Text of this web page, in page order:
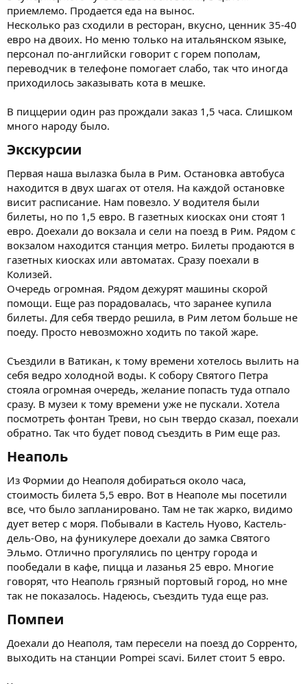
приемлемо. Продается еда на вынос.
Несколько раз сходили в ресторан, вкусно, ценник 35-40
евро на двоих. Но меню только на итальянском языке,
персонал по-английски говорит с горем пополам,
переводчик в телефоне помогает слабо, так что иногда
приходилось заказывать кота в мешке.
В пиццерии один раз прождали заказ 1,5 часа. Слишком
много народу было.
Экскурсии​
Первая наша вылазка была в Рим. Остановка автобуса
находится в двух шагах от отеля. На каждой остановке
висит расписание. Нам повезло. У водителя были
билеты, но по 1,5 евро. В газетных киосках они стоят 1
евро. Доехали до вокзала и сели на поезд в Рим. Рядом с
вокзалом находится станция метро. Билеты продаются в
газетных киосках или автоматах. Сразу поехали в
Колизей.
Очередь огромная. Рядом дежурят машины скорой
помощи. Еще раз порадовалась, что заранее купила
билеты. Для себя твердо решила, в Рим летом больше не
поеду. Просто невозможно ходить по такой жаре.
Съездили в Ватикан, к тому времени хотелось вылить на
себя ведро холодной воды. К собору Святого Петра
стояла огромная очередь, желание попасть туда отпало
сразу. В музеи к тому времени уже не пускали. Хотела
посмотреть фонтан Треви, но сын твердо сказал, поехали
обратно. Так что будет повод съездить в Рим еще раз.
Неаполь​
Из Формии до Неаполя добираться около часа,
стоимость билета 5,5 евро. Вот в Неаполе мы посетили
все, что было запланировано. Там не так жарко, видимо
дует ветер с моря. Побывали в Кастель Нуово, Кастель-
дель-Ово, на фуникулере доехали до замка Святого
Эльмо. Отлично прогулялись по центру города и
пообедали в кафе, пицца и лазанья 25 евро. Многие
говорят, что Неаполь грязный портовый город, но мне
так не показалось. Надеюсь, съездить туда еще раз.
Помпеи​
Доехали до Неаполя, там пересели на поезд до Сорренто,
выходить на станции Pompei scavi. Билет стоит 5 евро.